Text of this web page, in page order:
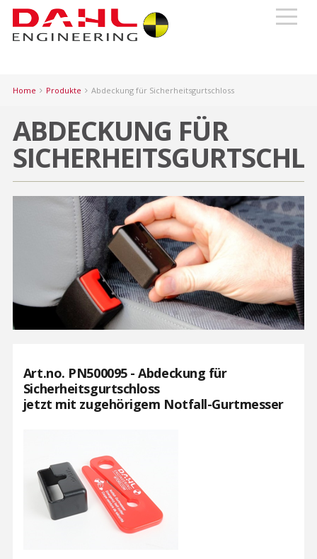
Home Produkte Abdeckung für Sicherheitsgurtschloss
ABDECKUNG FÜR
Art.no. PN500095 - Abdeckung für
Sicherheitsgurtschloss
jetzt mit zugehörigem Notfall-Gurtmesser